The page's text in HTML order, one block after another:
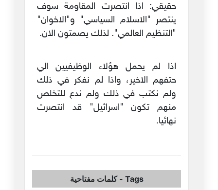
حقيقي: اذا انتصرت المقاومة سوف
ينتصر "الاسلام السياسي" و"الاخوان"
"التنظيم العالمي". لذلك يصمتون الان.
اذا لم يحمل هؤلاء الوظيفيين الي
حتفهم الاخير، واذا لم نفكر في ذلك
ولم نكتب في ذلك ولم ندع للتخلص
منهم تكون "اسرائيل" قد انتصرت
نهائيا.
Tags
-كلمات مفتاحية